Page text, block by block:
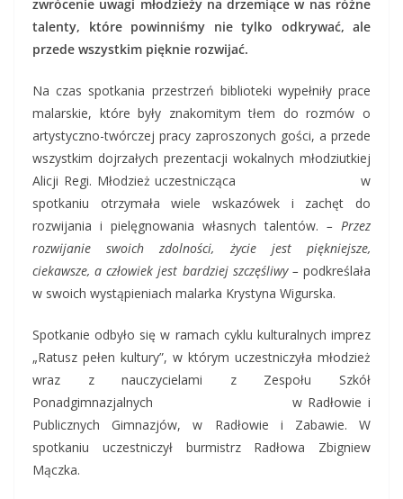
zwrócenie uwagi młodzieży na drzemiące w nas różne
talenty, które powinniśmy nie tylko odkrywać, ale
przede wszystkim pięknie rozwijać.
Na czas spotkania przestrzeń biblioteki wypełniły prace
malarskie, które były znakomitym tłem do rozmów o
artystyczno-twórczej pracy zaproszonych gości, a przede
wszystkim dojrzałych prezentacji wokalnych młodziutkiej
Alicji Regi. Młodzież uczestnicząca w
spotkaniu otrzymała wiele wskazówek i zachęt do
rozwijania i pielęgnowania własnych talentów. – Przez
rozwijanie swoich zdolności, życie jest piękniejsze,
ciekawsze, a człowiek jest bardziej szczęśliwy – podkreślała
w swoich wystąpieniach malarka Krystyna Wigurska.
Spotkanie odbyło się w ramach cyklu kulturalnych imprez
„Ratusz pełen kultury”, w którym uczestniczyła młodzież
wraz z nauczycielami z Zespołu Szkół
Ponadgimnazjalnych w Radłowie i
Publicznych Gimnazjów, w Radłowie i Zabawie. W
spotkaniu uczestniczył burmistrz Radłowa Zbigniew
Mączka.